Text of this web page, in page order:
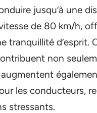
jusqu’à une
de 80 km/h,
tranquillité d’esprit.
non
les conducteurs,
stressants.